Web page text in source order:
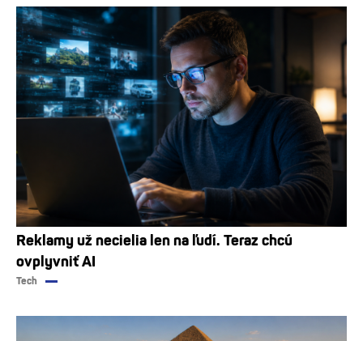
Reklamy už necielia len na ľudí. Teraz chcú
ovplyvniť AI
Tech